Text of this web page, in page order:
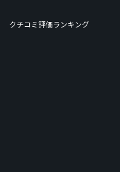
クチコミ評価ランキング